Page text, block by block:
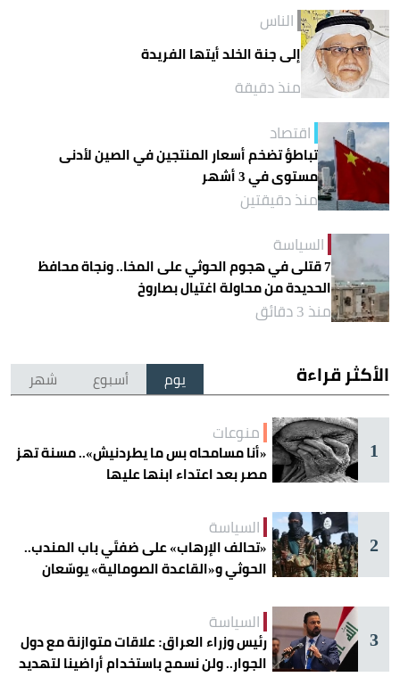
الناس
إلى جنة الخلد أيتها الفريدة
منذ دقيقة
اقتصاد
تباطؤ تضخم أسعار المنتجين في الصين لأدنى
مستوى في 3 أشهر
منذ دقيقتين
السياسة
7 قتلى في هجوم الحوثي على المخا.. ونجاة محافظ
الحديدة من محاولة اغتيال بصاروخ
منذ 3 دقائق
الأكثر قراءة يوم أسبوع شهر
1
منوعات
«أنا مسامحاه بس ما يطردنيش».. مسنة تهز
مصر بعد اعتداء ابنها عليها
2
السياسة
«تحالف الإرهاب» على ضفتَي باب المندب..
الحوثي و«القاعدة الصومالية» يوسّعان
3
السياسة
رئيس وزراء العراق: علاقات متوازنة مع دول
الجوار.. ولن نسمح باستخدام أراضينا لتهديد